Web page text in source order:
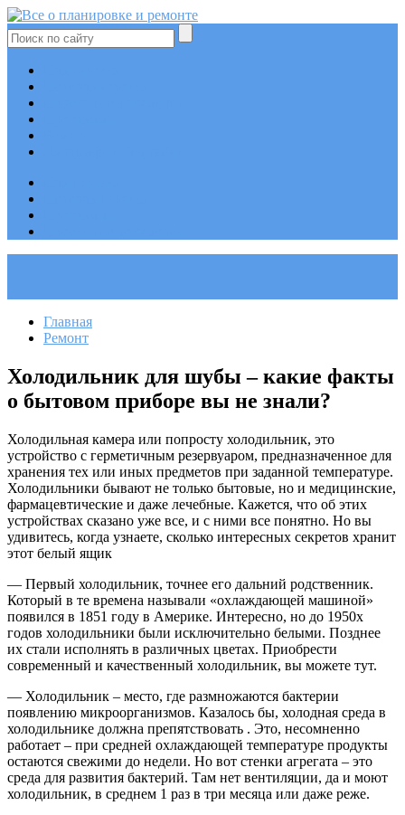
Главная
Ремонт
Холодильник для шубы – какие факты
о бытовом приборе вы не знали?
Холодильная камера или попросту холодильник, это
устройство с герметичным резервуаром, предназначенное для
хранения тех или иных предметов при заданной температуре.
Холодильники бывают не только бытовые, но и медицинские,
фармацевтические и даже лечебные. Кажется, что об этих
устройствах сказано уже все, и с ними все понятно. Но вы
удивитесь, когда узнаете, сколько интересных секретов хранит
этот белый ящик
— Первый холодильник, точнее его дальний родственник.
Который в те времена называли «охлаждающей машиной»
появился в 1851 году в Америке. Интересно, но до 1950х
годов холодильники были исключительно белыми. Позднее
их стали исполнять в различных цветах. Приобрести
современный и качественный холодильник, вы можете тут.
— Холодильник – место, где размножаются бактерии
появлению микроорганизмов. Казалось бы, холодная среда в
холодильнике должна препятствовать . Это, несомненно
работает – при средней охлаждающей температуре продукты
остаются свежими до недели. Но вот стенки агрегата – это
среда для развития бактерий. Там нет вентиляции, да и моют
холодильник, в среднем 1 раз в три месяца или даже реже.